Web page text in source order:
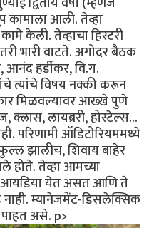
कामाला आली. तेव्हा
केली. तेव्हाचा हिस्टरी
भारी वाटते. अगोदर बैठक
आनंद हर्डीकर, वि.ग.
त्यांचे विषय नक्की करून
मिळवल्यावर आख्खे पुणे
क्लास, लायब्ररी, होस्टेल्स...
परिणामी ऑडिटोरियममध्ये
झालीच, शिवाय बाहेर
होते. तेव्हा आमच्या
आयडिया येत असत आणि ते
नाही. म्यानेजमेंट-डिसलेक्सिक
असे. p>